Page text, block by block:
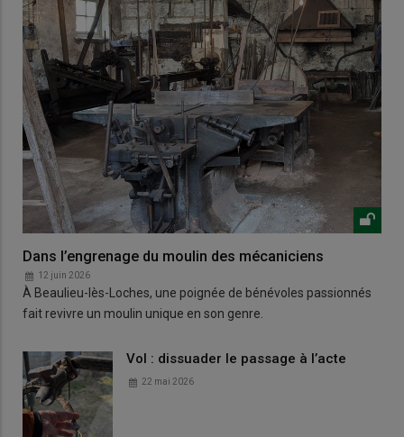
Dans l’engrenage du moulin des mécaniciens
12 juin 2026
À Beaulieu-lès-Loches, une poignée de bénévoles passionnés
fait revivre un moulin unique en son genre.
Vol : dissuader le passage à l’acte
22 mai 2026